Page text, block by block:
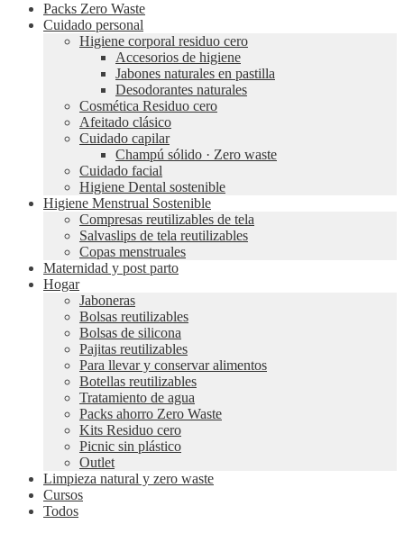
Packs Zero Waste
Cuidado personal
Higiene corporal residuo cero
Accesorios de higiene
Jabones naturales en pastilla
Desodorantes naturales
Cosmética Residuo cero
Afeitado clásico
Cuidado capilar
Champú sólido · Zero waste
Cuidado facial
Higiene Dental sostenible
Higiene Menstrual Sostenible
Compresas reutilizables de tela
Salvaslips de tela reutilizables
Copas menstruales
Maternidad y post parto
Hogar
Jaboneras
Bolsas reutilizables
Bolsas de silicona
Pajitas reutilizables
Para llevar y conservar alimentos
Botellas reutilizables
Tratamiento de agua
Packs ahorro Zero Waste
Kits Residuo cero
Picnic sin plástico
Outlet
Limpieza natural y zero waste
Cursos
Todos